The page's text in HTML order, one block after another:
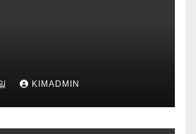
KIMADMIN